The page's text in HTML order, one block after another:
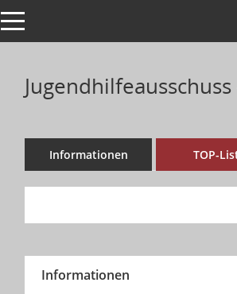
Toggle navigation
Informationen TOP-
Informationen